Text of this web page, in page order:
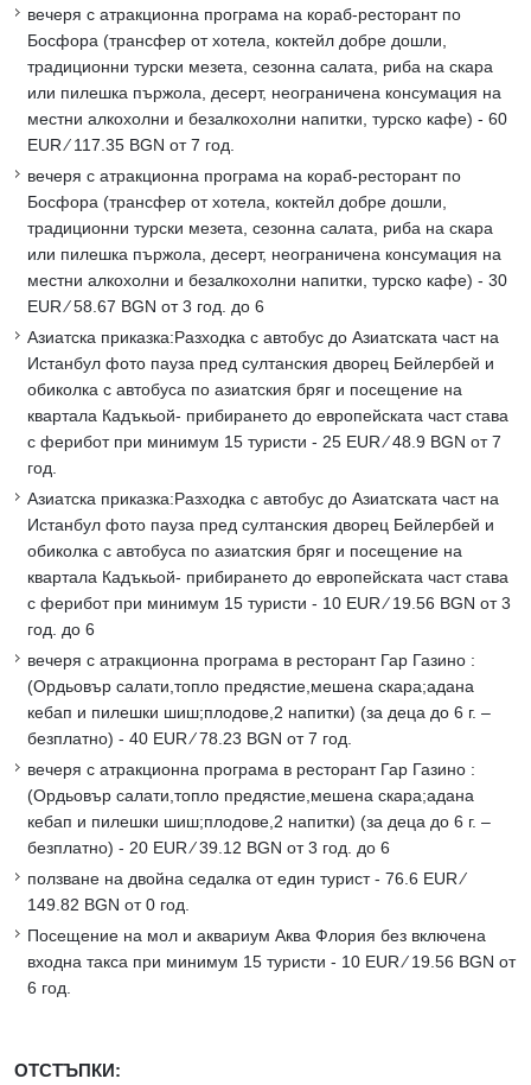
вечеря с атракционна програма на кораб-ресторант по
Босфора (трансфер от хотела, коктейл добре дошли,
традиционни турски мезета, сезонна салата, риба на скара
или пилешка пържола, десерт, неограничена консумация на
местни алкохолни и безалкохолни напитки, турско кафе) - 60
EUR ∕ 117.35 BGN от 7 год.
вечеря с атракционна програма на кораб-ресторант по
Босфора (трансфер от хотела, коктейл добре дошли,
традиционни турски мезета, сезонна салата, риба на скара
или пилешка пържола, десерт, неограничена консумация на
местни алкохолни и безалкохолни напитки, турско кафе) - 30
EUR ∕ 58.67 BGN от 3 год. до 6
Азиатска приказка:Разходка с автобус до Азиатската част на
Истанбул фото пауза пред султанския дворец Бейлербей и
обиколка с автобуса по азиатския бряг и посещение на
квартала Кадъкьой- прибирането до европейската част става
с ферибот при минимум 15 туристи - 25 EUR ∕ 48.9 BGN от 7
год.
Азиатска приказка:Разходка с автобус до Азиатската част на
Истанбул фото пауза пред султанския дворец Бейлербей и
обиколка с автобуса по азиатския бряг и посещение на
квартала Кадъкьой- прибирането до европейската част става
с ферибот при минимум 15 туристи - 10 EUR ∕ 19.56 BGN от 3
год. до 6
вечеря с атракционна програма в ресторант Гар Газино :
(Ордьовър салати,топло предястие,мешена скара;адана
кебап и пилешки шиш;плодове,2 напитки) (за деца до 6 г. –
безплатно) - 40 EUR ∕ 78.23 BGN от 7 год.
вечеря с атракционна програма в ресторант Гар Газино :
(Ордьовър салати,топло предястие,мешена скара;адана
кебап и пилешки шиш;плодове,2 напитки) (за деца до 6 г. –
безплатно) - 20 EUR ∕ 39.12 BGN от 3 год. до 6
ползване на двойна седалка от един турист - 76.6 EUR ∕
149.82 BGN от 0 год.
Посещение на мол и аквариум Аква Флория без включена
входна такса при минимум 15 туристи - 10 EUR ∕ 19.56 BGN от
6 год.
ОТСТЪПКИ: